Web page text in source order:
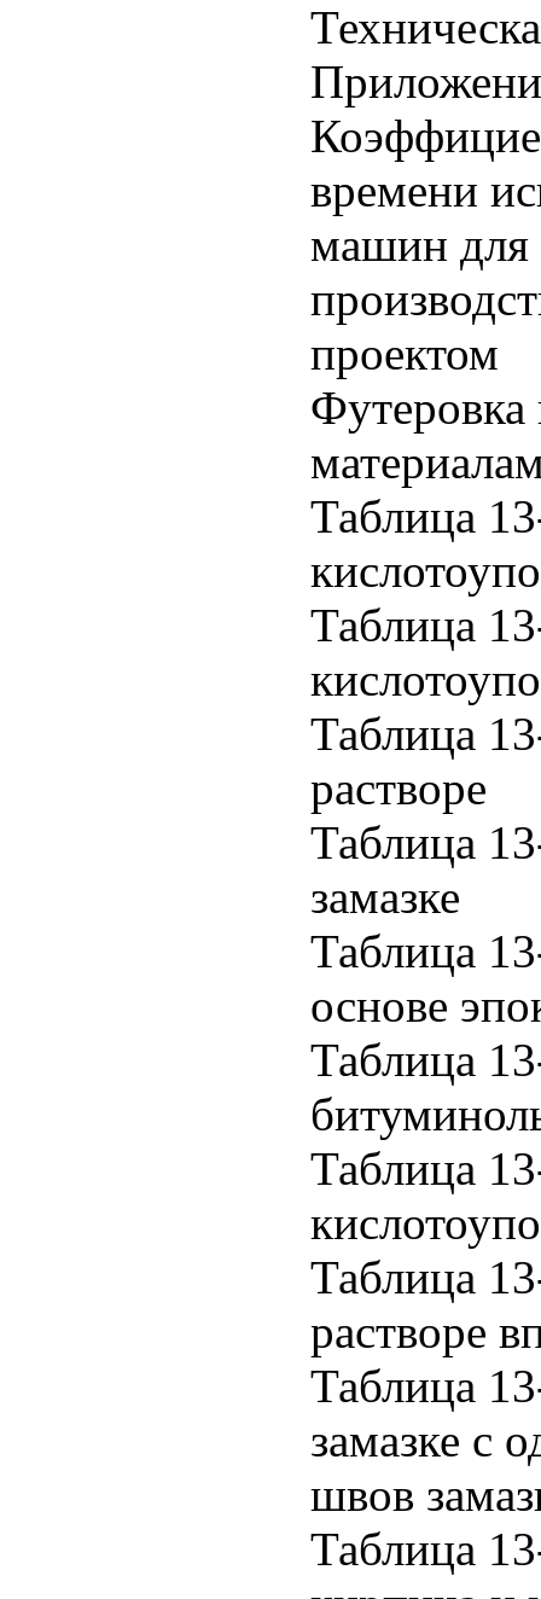
времени
машин для
проектом
Таблица
Таблица
Таблица
растворе
Таблица
замазке
Таблица
основе
Таблица
Таблица
Таблица
растворе
Таблица
замазке с
швов
Таблица